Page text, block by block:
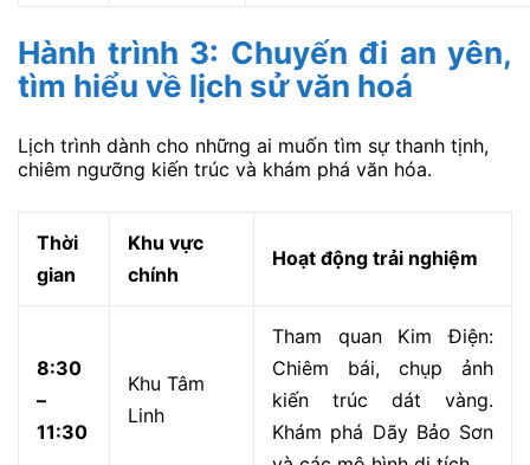
Lịch trình tập trung vào việc chinh phục tốc độ và sự
mạo hiểm tại khu giải trí và trường đua.
Thời
Khu vực
Hoạt động trải nghiệm
8:00
Khu Trò
Chinh phục “Bộ Tứ Tử Thần”:
Siêu Tốc, Tháp Rơi Tự Do,
Xoay Vũ Trụ.
11:00
Khu Ẩm
Ăn trưa nhanh và di chuyển
Trường Đua (hoặc Biển nếu